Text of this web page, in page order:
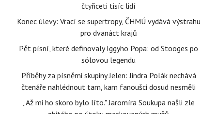
čtyřiceti tisíc lidí
Konec úlevy: Vrací se supertropy, ČHMÚ vydává výstrahu
pro dvanáct krajů
Pět písní, které definovaly Iggyho Popa: od Stooges po
sólovou legendu
Příběhy za písněmi skupiny Jelen: Jindra Polák nechává
čtenáře nahlédnout tam, kam fanoušci dosud nesměli
„Až mi ho skoro bylo líto." Jaromíra Soukupa našli zle